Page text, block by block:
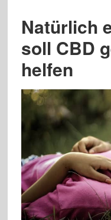
Natürlich
soll CBD
helfen